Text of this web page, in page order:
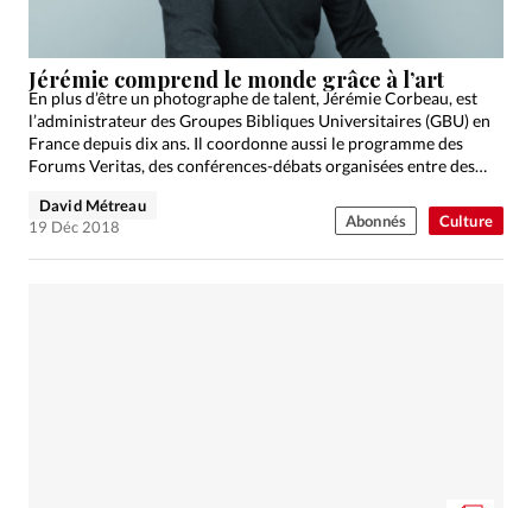
Culture
Jérémie comprend le monde grâce à l’art
En plus d’être un photographe de talent, Jérémie Corbeau, est
l’administrateur des Groupes Bibliques Universitaires (GBU) en
France depuis dix ans. Il coordonne aussi le programme des
Forums Veritas, des conférences-débats organisées entre des
David Métreau
19 Déc 2018
Abonnés